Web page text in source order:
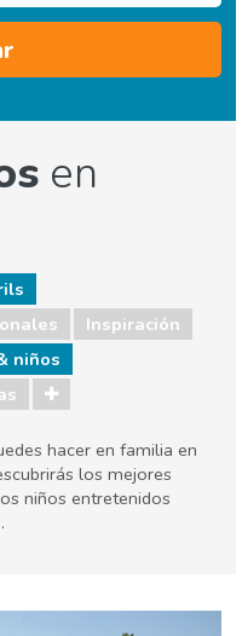
en
Inspiración
niños
hacer en familia en
los mejores
niños entretenidos